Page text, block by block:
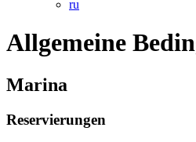
ru
Allgemeine
Marina
Reservierungen